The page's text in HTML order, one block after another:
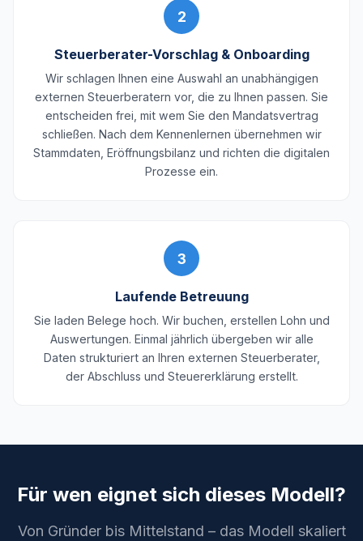
2
Steuerberater-Vorschlag & Onboarding
Wir schlagen Ihnen eine Auswahl an unabhängigen
externen Steuerberatern vor, die zu Ihnen passen. Sie
entscheiden frei, mit wem Sie den Mandatsvertrag
schließen. Nach dem Kennenlernen übernehmen wir
Stammdaten, Eröffnungsbilanz und richten die digitalen
Prozesse ein.
3
Laufende Betreuung
Sie laden Belege hoch. Wir buchen, erstellen Lohn und
Auswertungen. Einmal jährlich übergeben wir alle
Daten strukturiert an Ihren externen Steuerberater,
der Abschluss und Steuererklärung erstellt.
Für wen eignet sich dieses Modell?
Von Gründer bis Mittelstand – das Modell skaliert